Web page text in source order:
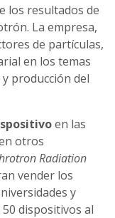
los resultados de
La empresa,
de partículas,
en los temas
producción del
en las
otros
Radiation
vender los
y
dispositivos al